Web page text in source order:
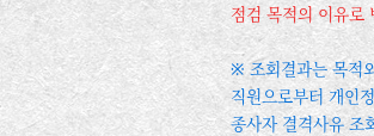
점검 목적의 이유로
※ 조회결과는 목적
직원으로부터 개인
종사자 결격사유 조